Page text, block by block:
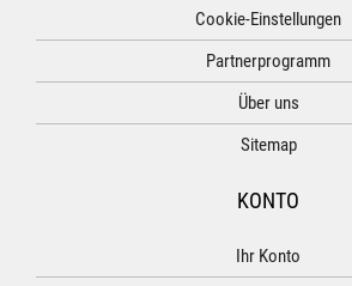
Cookie-Einstellungen
Partnerprogramm
Über uns
Sitemap
KONTO
Ihr Konto